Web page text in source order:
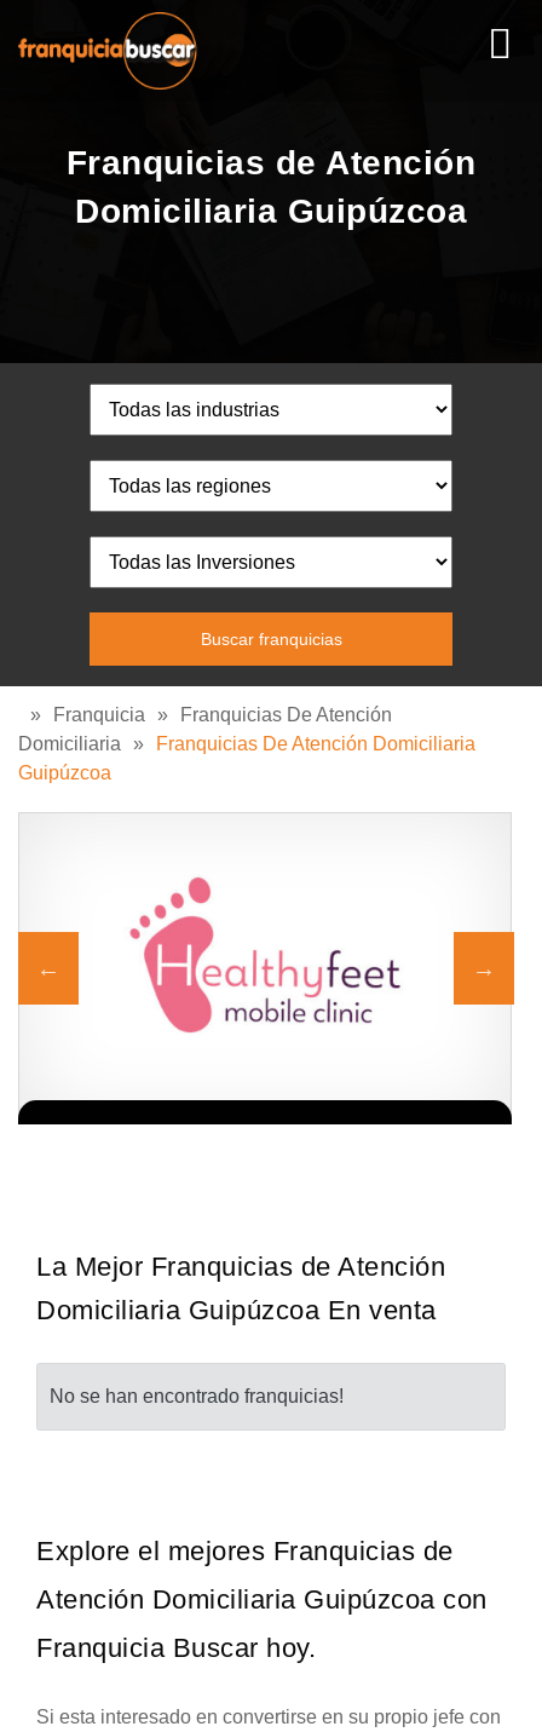
Franquicias de Atención
Domiciliaria Guipúzcoa
» Franquicia »
Franquicias De Atención
Domiciliaria
»
Franquicias De Atención Domiciliaria
Guipúzcoa
La Mejor Franquicias de Atención
Domiciliaria Guipúzcoa En venta
No se han encontrado franquicias!
Explore el mejores Franquicias de
Atención Domiciliaria Guipúzcoa con
Franquicia Buscar hoy.
Si esta interesado en convertirse en su propio jefe con